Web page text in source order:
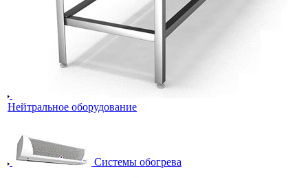
Нейтральное оборудование
Системы обогрева